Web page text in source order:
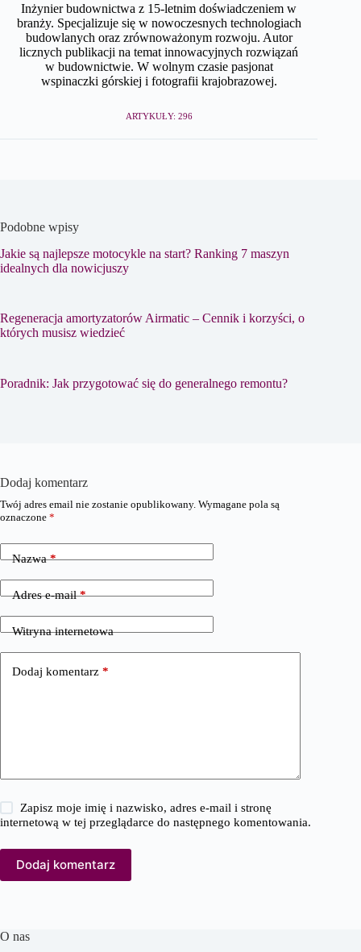
Inżynier budownictwa z 15-letnim doświadczeniem w
branży. Specjalizuje się w nowoczesnych technologiach
budowlanych oraz zrównoważonym rozwoju. Autor
licznych publikacji na temat innowacyjnych rozwiązań
w budownictwie. W wolnym czasie pasjonat
wspinaczki górskiej i fotografii krajobrazowej.
ARTYKUŁY: 296
Podobne wpisy
Jakie są najlepsze motocykle na start? Ranking 7 maszyn
idealnych dla nowicjuszy
Regeneracja amortyzatorów Airmatic – Cennik i korzyści, o
których musisz wiedzieć
Poradnik: Jak przygotować się do generalnego remontu?
Dodaj komentarz
Twój adres email nie zostanie opublikowany. Wymagane pola są
oznaczone *
Nazwa*
Adres e-mail*
Witryna internetowa
Dodaj komentarz *
Zapisz moje imię i nazwisko, adres e-mail i stronę
internetową w tej przeglądarce do następnego komentowania.
Dodaj komentarz
O nas